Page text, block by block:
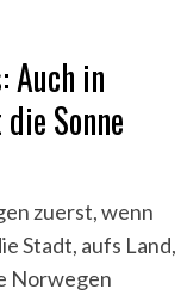
Auch in
Sonne
zuerst, wenn
Stadt, aufs Land,
Norwegen